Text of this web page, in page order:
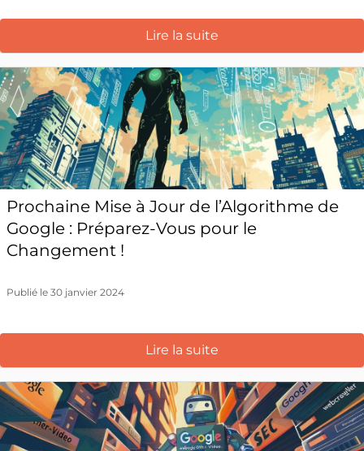
Lire la suite
Prochaine Mise à Jour de l’Algorithme de
Google : Préparez-Vous pour le
Changement !
Publié le 30 janvier 2024
Lire la suite